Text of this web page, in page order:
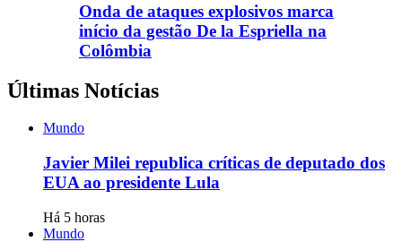
Onda de ataques explosivos marca
início da gestão De la Espriella na
Colômbia
Últimas Notícias
Mundo
Javier Milei republica críticas de deputado dos
EUA ao presidente Lula
Há 5 horas
Mundo